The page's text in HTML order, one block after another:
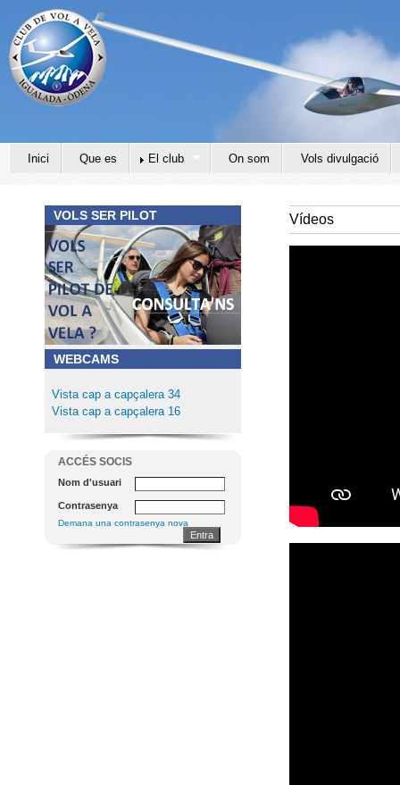
Vídeos
Inici Que es El club On som Vols divulgació
VOLS SER PILOT
WEBCAMS
Vista cap a capçalera 34
Vista cap a capçalera 16
ACCÉS SOCIS
Nom d'usuari
Contrasenya
Demana una contrasenya nova